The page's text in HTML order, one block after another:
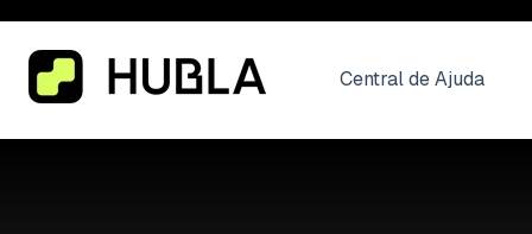
Central de Ajuda